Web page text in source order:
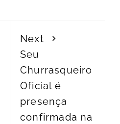
Next
Seu
Churrasqueiro
Oficial é
presença
confirmada na